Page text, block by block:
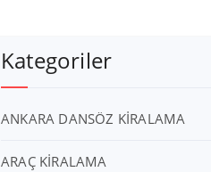
Kategoriler
ANKARA DANSÖZ KİRALAMA
ARAÇ KİRALAMA